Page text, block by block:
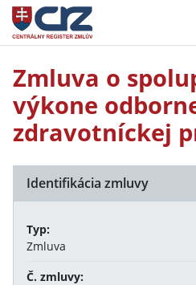
Zmluva o
výkone
zdravotníckej
Identifikácia zmluvy
Typ:
Zmluva
Č. zmluvy: